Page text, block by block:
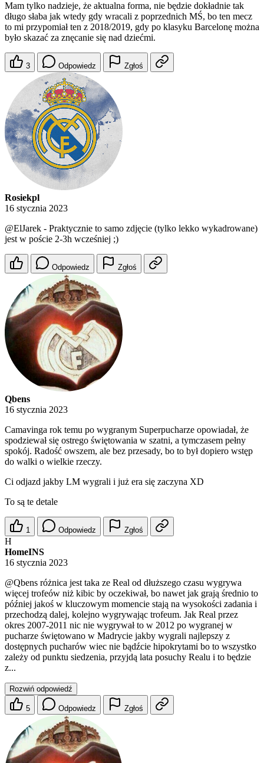
Mam tylko nadzieje, że aktualna forma, nie będzie dokładnie tak
długo słaba jak wtedy gdy wracali z poprzednich MŚ, bo ten mecz
to mi przypomiał ten z 2018/2019, gdy po klasyku Barcelonę można
było skazać za znęcanie się nad dziećmi.
3 Odpowiedz Zgłoś
Rosiekpl
16 stycznia 2023
@ElJarek - Praktycznie to samo zdjęcie (tylko lekko wykadrowane)
jest w poście 2-3h wcześniej ;)
Odpowiedz Zgłoś
Qbens
16 stycznia 2023
Camavinga rok temu po wygranym Superpucharze opowiadał, że
spodziewał się ostrego świętowania w szatni, a tymczasem pełny
spokój. Radość owszem, ale bez przesady, bo to był dopiero wstęp
do walki o wielkie rzeczy.
Ci odjazd jakby LM wygrali i już era się zaczyna XD
To są te detale
1 Odpowiedz Zgłoś
H
HomeINS
16 stycznia 2023
@Qbens różnica jest taka ze Real od dłuższego czasu wygrywa
więcej trofeów niż kibic by oczekiwał, bo nawet jak grają średnio to
później jakoś w kluczowym momencie stają na wysokości zadania i
przechodzą dalej, kolejno wygrywając trofeum. Jak Real przez
okres 2007-2011 nic nie wygrywał to w 2012 po wygranej w
pucharze świętowano w Madrycie jakby wygrali najlepszy z
dostępnych pucharów wiec nie bądźcie hipokrytami bo to wszystko
zależy od punktu siedzenia, przyjdą lata posuchy Realu i to będzie
z...
Rozwiń odpowiedź
5 Odpowiedz Zgłoś